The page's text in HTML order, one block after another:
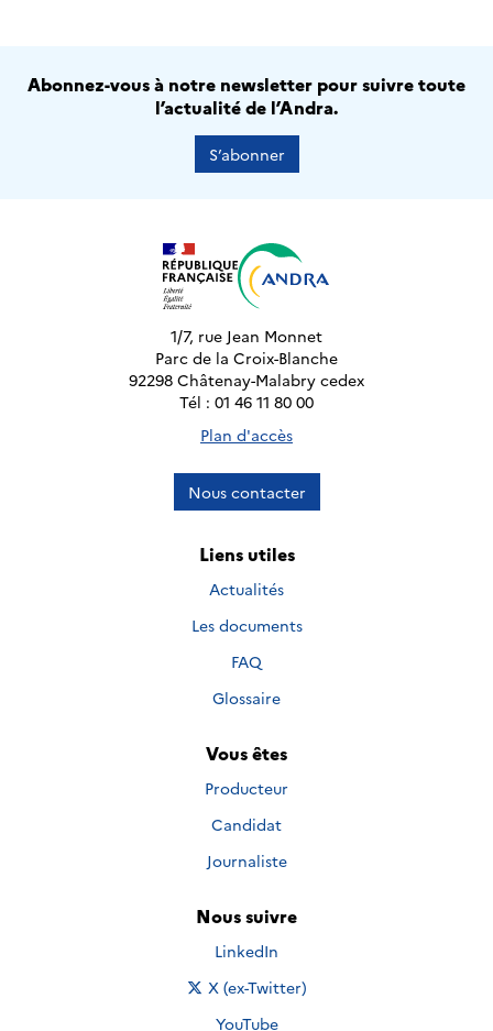
Abonnez-vous à notre newsletter pour suivre toute
l’actualité de l’Andra.
S’abonner
1/7, rue Jean Monnet
Parc de la Croix-Blanche
92298 Châtenay-Malabry cedex
Tél : 01 46 11 80 00
Plan d'accès
Nous contacter
Liens utiles
Actualités
Les documents
FAQ
Glossaire
Vous êtes
Producteur
Candidat
Journaliste
Nous suivre
Nous suivre sur
LinkedIn
Nous suivre sur
X (ex-Twitter)
Nous suivre sur
YouTube